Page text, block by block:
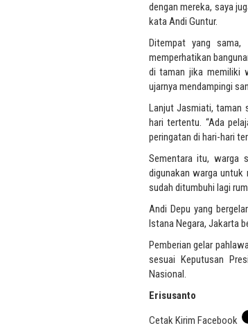
dengan mereka, saya
kata Andi Guntur.
Ditempat yang
memperhatikan
di taman jika memiliki
ujarnya mendampingi
Lanjut Jasmiati, taman
hari tertentu. “Ada
peringatan di hari-hari
Sementara itu, warga
digunakan warga untuk
sudah ditumbuhi lagi
Andi Depu yang
Istana Negara, Jakarta
Pemberian gelar
sesuai Keputusan
Nasional.
Erisusanto
Cetak Kirim Facebook